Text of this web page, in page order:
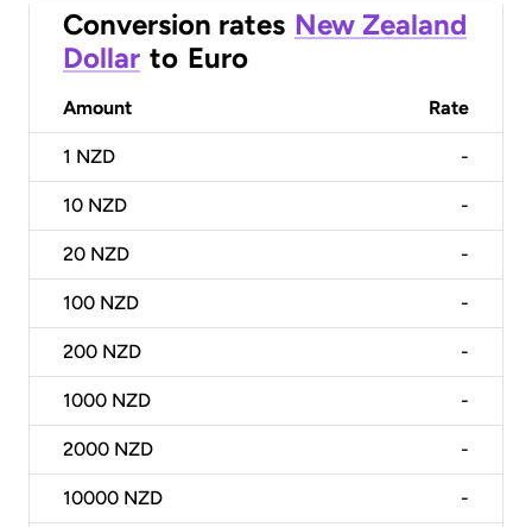
Conversion rates New Zealand
Dollar to Euro
Amount Rate
1 NZD -
10 NZD -
20 NZD -
100 NZD -
200 NZD -
1000 NZD -
2000 NZD -
10000 NZD -